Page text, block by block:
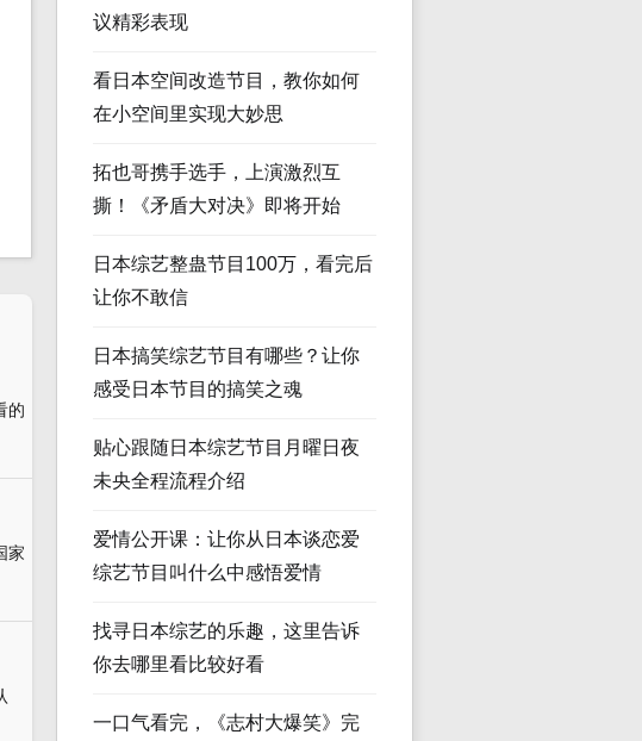
的
家
议精彩表现
看日本空间改造节目，教你如何
在小空间里实现大妙思
拓也哥携手选手，上演激烈互
撕！《矛盾大对决》即将开始
日本综艺整蛊节目100万，看完后
让你不敢信
日本搞笑综艺节目有哪些？让你
感受日本节目的搞笑之魂
贴心跟随日本综艺节目月曜日夜
未央全程流程介绍
爱情公开课：让你从日本谈恋爱
综艺节目叫什么中感悟爱情
找寻日本综艺的乐趣，这里告诉
你去哪里看比较好看
一口气看完，《志村大爆笑》完